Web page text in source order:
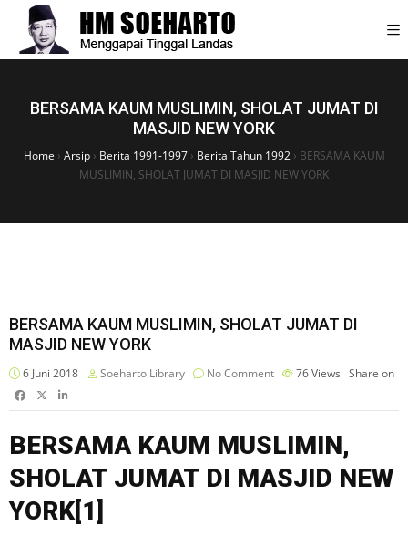
BERSAMA KAUM MUSLIMIN, SHOLAT JUMAT DI
MASJID NEW YORK
Home › Arsip› Berita 1991-1997› Berita Tahun 1992› BERSAMA KAUM
MUSLIMIN, SHOLAT JUMAT DI MASJID NEW YORK
BERSAMA KAUM MUSLIMIN, SHOLAT JUMAT DI
MASJID NEW YORK
6 Juni 2018 Soeharto Library No Comment 76Views Share on
BERSAMA KAUM MUSLIMIN,
SHOLAT JUMAT DI MASJID NEW
YORK[1]